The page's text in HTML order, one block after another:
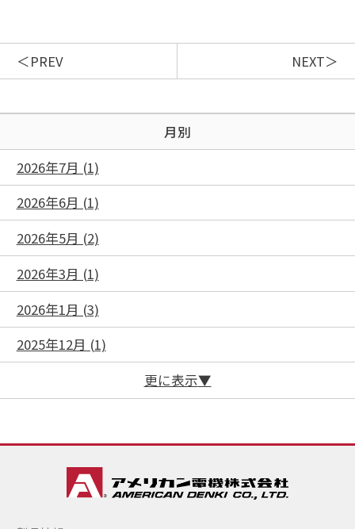
PREV NEXT
月別
2026年7月 (1)
2026年6月 (1)
2026年5月 (2)
2026年3月 (1)
2026年1月 (3)
2025年12月 (1)
更に表示